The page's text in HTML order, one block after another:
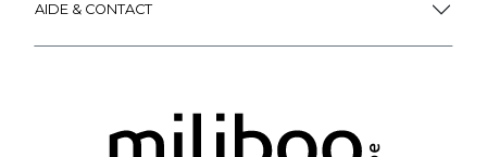
AIDE & CONTACT